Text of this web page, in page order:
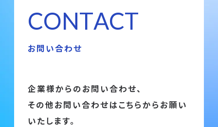
CONTACT
お問い合わせ
企業様からのお問い合わせ、
その他お問い合わせはこちらからお願い
いたします。